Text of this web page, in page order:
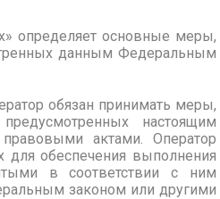
определяет основные меры,
данным Федеральным
обязан принимать меры,
настоящим
актами. Оператор
для обеспечения выполнения
в соответствии с ним
законом или другими